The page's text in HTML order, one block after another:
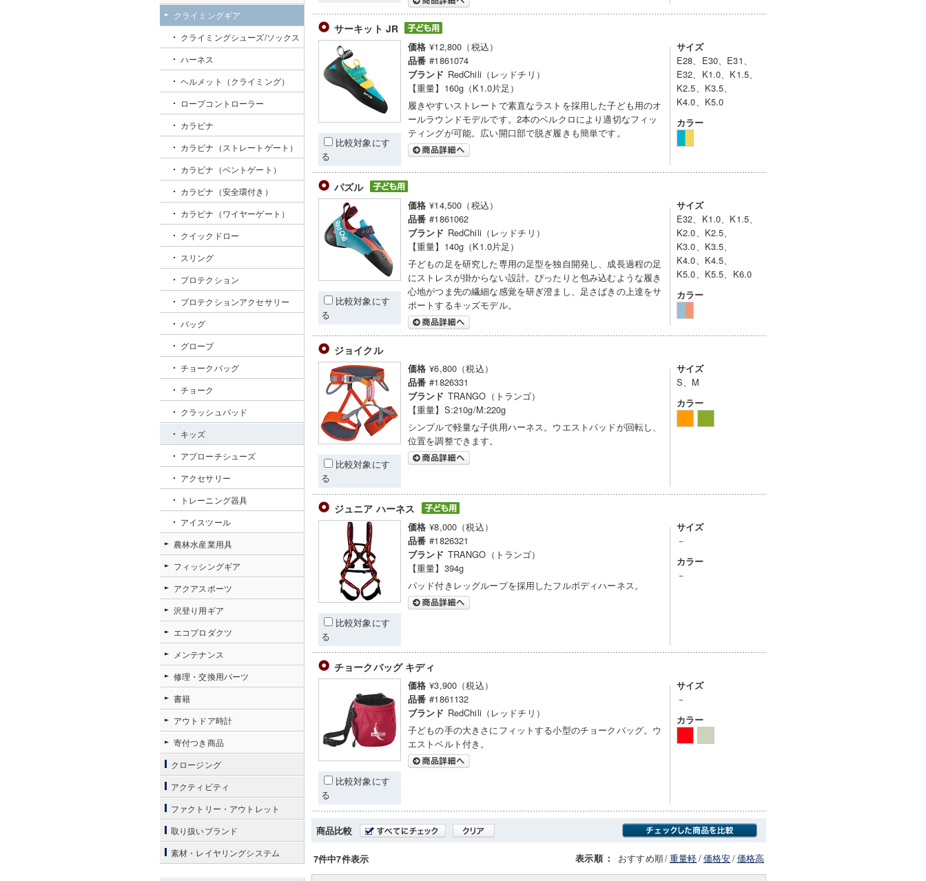
サーキット JR
比較対象にす
る
価格 ¥12,800（税込）
品番 #1861074
ブランド RedChili（レッドチリ）
【重量】160g（K1.0片足）
履きやすいストレートで素直なラストを採用した子ども用のオ
ールラウンドモデルです。2本のベルクロにより適切なフィッ
ティングが可能。広い開口部で脱ぎ履きも簡単です。
サイズ
E28、E30、E31、
E32、K1.0、K1.5、
K2.5、K3.5、
K4.0、K5.0
カラー
パズル
比較対象にす
る
価格 ¥14,500（税込）
品番 #1861062
ブランド RedChili（レッドチリ）
【重量】140g（K1.0片足）
子どもの足を研究した専用の足型を独自開発し、成長過程の足
にストレスが掛からない設計。ぴったりと包み込むような履き
心地がつま先の繊細な感覚を研ぎ澄まし、足さばきの上達をサ
ポートするキッズモデル。
サイズ
E32、K1.0、K1.5、
K2.0、K2.5、
K3.0、K3.5、
K4.0、K4.5、
K5.0、K5.5、K6.0
カラー
ジョイクル
比較対象にす
る
価格 ¥6,800（税込）
品番 #1826331
ブランド TRANGO（トランゴ）
【重量】S:210g/M:220g
シンプルで軽量な子供用ハーネス。ウエストパッドが回転し、
位置を調整できます。
サイズ
S、M
カラー
ジュニア ハーネス
比較対象にす
る
価格 ¥8,000（税込）
品番 #1826321
ブランド TRANGO（トランゴ）
【重量】394g
パッド付きレッグループを採用したフルボディハーネス。
サイズ
－
カラー
－
チョークバッグ キディ
比較対象にす
る
価格 ¥3,900（税込）
品番 #1861132
ブランド RedChili（レッドチリ）
子どもの手の大きさにフィットする小型のチョークバッグ。ウ
エストベルト付き。
サイズ
－
カラー
商品比較
7件中7件表示 表示順 ： おすすめ順/重量軽/価格安/価格高
クライミングギア
クライミングシューズ/ソックス
ハーネス
ヘルメット（クライミング）
ロープコントローラー
カラビナ
カラビナ（ストレートゲート）
カラビナ（ベントゲート）
カラビナ（安全環付き）
カラビナ（ワイヤーゲート）
クイックドロー
スリング
プロテクション
プロテクションアクセサリー
バッグ
グローブ
チョークバッグ
チョーク
クラッシュパッド
キッズ
アプローチシューズ
アクセサリー
トレーニング器具
アイスツール
農林水産業用具
フィッシングギア
アクアスポーツ
沢登り用ギア
エコプロダクツ
メンテナンス
修理・交換用パーツ
書籍
アウトドア時計
寄付つき商品
クロージング
アクティビティ
ファクトリー・アウトレット
取り扱いブランド
素材・レイヤリングシステム